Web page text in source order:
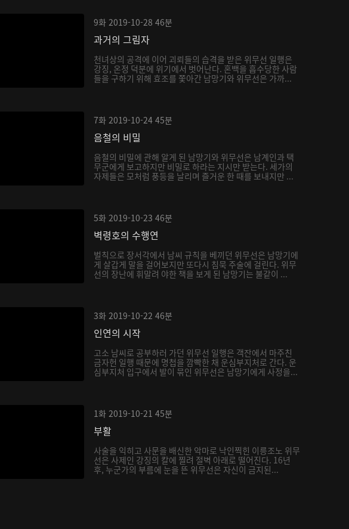
9화 2019-10-28 46분
과거의 그림자
천녀상의 공격에 이어 괴뢰들의 습격을 받은 위무선 일행은
강징, 온정 덕분에 위기에서 벗어난다. 혼백을 흡수당한 사람
들을 구하기 위해 효조를 쫓아간 남망기와 위무선은 가까...
7화 2019-10-24 45분
음철의 비밀
음철의 비밀에 관해 알게 된 남망기와 위무선은 남계인과 택
무군에게 보고하지만 비밀로 하라는 지시만 받는다. 세가의
자제들은 모처럼 풍등을 날리며 즐거운 한 때를 보내지만 ...
5화 2019-10-23 46분
벽령호의 수행연
벌칙으로 장서각에서 남씨 규칙을 베끼던 위무선은 남망기에
게 살갑게 말을 걸어보지만 또다시 침묵 주술에 걸린다. 위무
선의 장난에 휘말려 야한 책을 보게 된 남망기는 불같이 ...
3화 2019-10-22 46분
인연의 시작
고소 남씨로 공부하러 가던 위무선 일행은 객잔에서 마주친
금자헌 일행 때문에 명첩을 깜빡한 채 운심부지처로 간다. 운
심부지처 입구에서 발이 묶인 위무선은 남망기에게 사정을...
1화 2019-10-21 45분
부활
사술을 익히고 사문을 배신한 악마로 낙인찍힌 이릉조노 위무
선은 사제인 강징의 칼에 찔려 절벽 아래로 떨어진다. 16년
후, 누군가의 부름에 눈을 뜬 위무선은 자신이 금지된...